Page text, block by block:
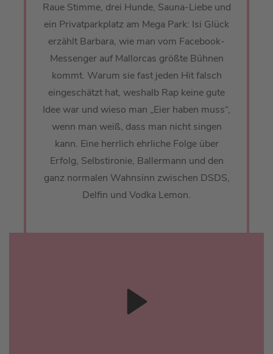
Raue Stimme, drei Hunde, Sauna-Liebe und
ein Privatparkplatz am Mega Park: Isi Glück
erzählt Barbara, wie man vom Facebook-
Messenger auf Mallorcas größte Bühnen
kommt. Warum sie fast jeden Hit falsch
eingeschätzt hat, weshalb Rap keine gute
Idee war und wieso man „Eier haben muss“,
wenn man weiß, dass man nicht singen
kann. Eine herrlich ehrliche Folge über
Erfolg, Selbstironie, Ballermann und den
ganz normalen Wahnsinn zwischen DSDS,
Delfin und Vodka Lemon.